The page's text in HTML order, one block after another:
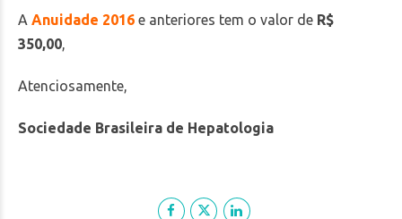
A Anuidade 2016 e anteriores tem o valor de R$
350,00,
Atenciosamente,
Sociedade Brasileira de Hepatologia